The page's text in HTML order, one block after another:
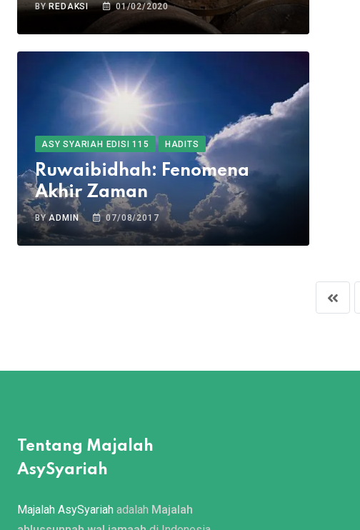
BYREDAKSI 01/02/2020
ASY SYARIAH EDISI 115 HADITS
Ruwaibidhah: Fenomena
Akhir Zaman
BYADMIN 07/08/2017
Tentang Majalah
AsySyariah
Majalah AsySyariah adalah Majalah